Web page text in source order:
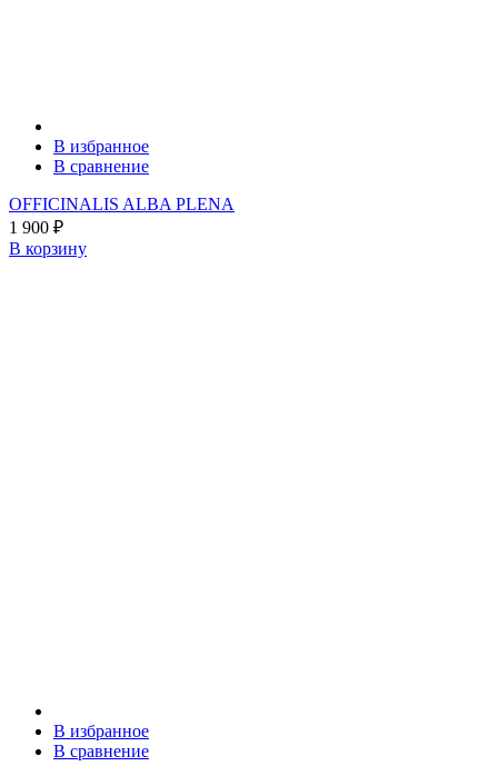
В избранное
В сравнение
OFFICINALIS ALBA PLENA
1 900 ₽
В корзину
В избранное
В сравнение